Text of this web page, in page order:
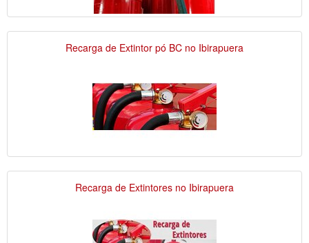
Recarga de Extintor pó BC no Ibirapuera
Recarga de Extintores no Ibirapuera